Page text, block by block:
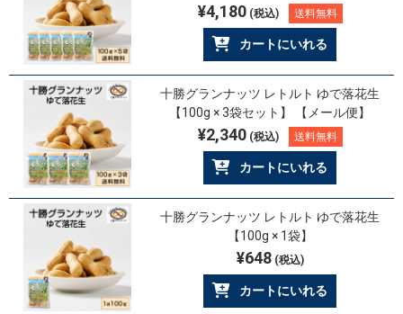
¥4,180(税込) 送料無料
カートにいれる
十勝グランナッツ レトルト ゆで落花生
【100g × 3袋セット】 【メール便】
¥2,340(税込) 送料無料
カートにいれる
十勝グランナッツ レトルト ゆで落花生
【100g × 1袋】
¥648(税込)
カートにいれる